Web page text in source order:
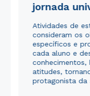
jornada
Atividades de
consideram os
específicos e
cada aluno e
conhecimentos,
atitudes,
protagonista da
e